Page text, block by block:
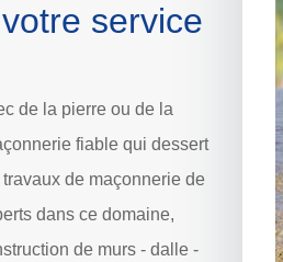
service
de la pierre ou de la
fiable qui dessert
de maçonnerie de
dans ce domaine,
de murs - dalle -